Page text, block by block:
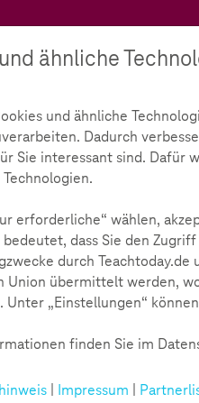
13Minuten
/ Stand
(nachstehend
dem Zugriff darauf
ähnliche
und ähnliche
Dadurch
Sie interessant sind. Dafür
erforderliche“ wählen,
dass Sie den
durch
Union übermittelt werden,
Unter „Einstellungen“
finden Sie im
Impressum